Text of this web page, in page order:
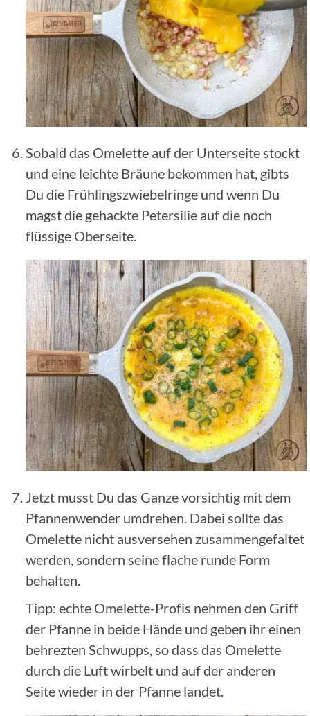
Sobald das Omelette auf der Unterseite stockt
und eine leichte Bräune bekommen hat, gibts
Du die Frühlingszwiebelringe und wenn Du
magst die gehackte Petersilie auf die noch
flüssige Oberseite.
Jetzt musst Du das Ganze vorsichtig mit dem
Pfannenwender umdrehen. Dabei sollte das
Omelette nicht ausversehen zusammengefaltet
werden, sondern seine flache runde Form
behalten.
Tipp: echte Omelette-Profis nehmen den Griff
der Pfanne in beide Hände und geben ihr einen
behrezten Schwupps, so dass das Omelette
durch die Luft wirbelt und auf der anderen
Seite wieder in der Pfanne landet.